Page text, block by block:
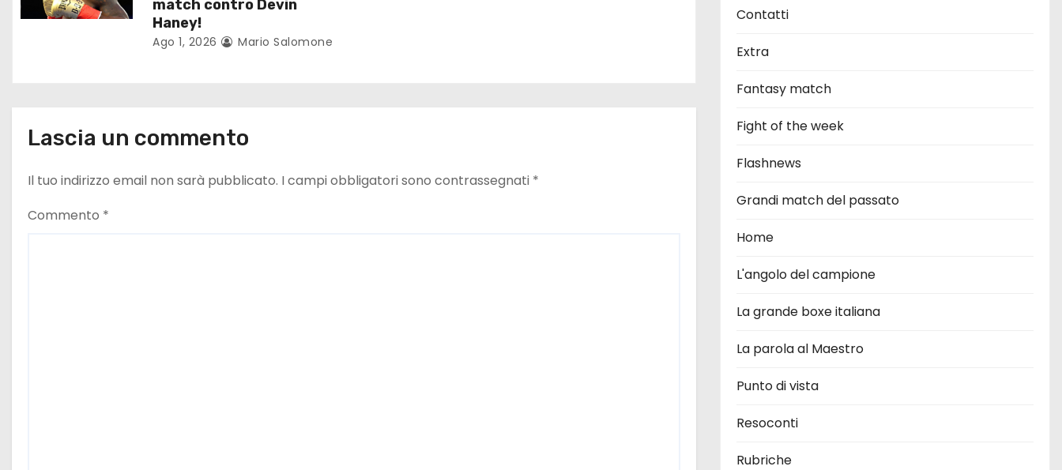
r
c
l
i
match contro Devin
Haney!
Ago 1, 2026 Mario Salomone
Lascia un commento
Il tuo indirizzo email non sarà pubblicato. I campi obbligatori sono contrassegnati *
Commento *
Contatti
Extra
Fantasy match
Fight of the week
Flashnews
Grandi match del passato
Home
L'angolo del campione
La grande boxe italiana
La parola al Maestro
Punto di vista
Resoconti
Rubriche